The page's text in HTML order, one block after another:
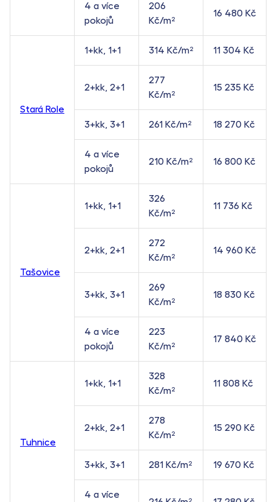
4 a více
pokojů
206
Kč/m²
16 480 Kč
Stará Role
1+kk, 1+1 314 Kč/m² 11 304 Kč
2+kk, 2+1
277
Kč/m²
15 235 Kč
3+kk, 3+1 261 Kč/m² 18 270 Kč
4 a více
pokojů
210 Kč/m² 16 800 Kč
Tašovice
1+kk, 1+1
326
Kč/m²
11 736 Kč
2+kk, 2+1
272
Kč/m²
14 960 Kč
3+kk, 3+1
269
Kč/m²
18 830 Kč
4 a více
pokojů
223
Kč/m²
17 840 Kč
Tuhnice
1+kk, 1+1
328
Kč/m²
11 808 Kč
2+kk, 2+1
278
Kč/m²
15 290 Kč
3+kk, 3+1 281 Kč/m² 19 670 Kč
4 a více